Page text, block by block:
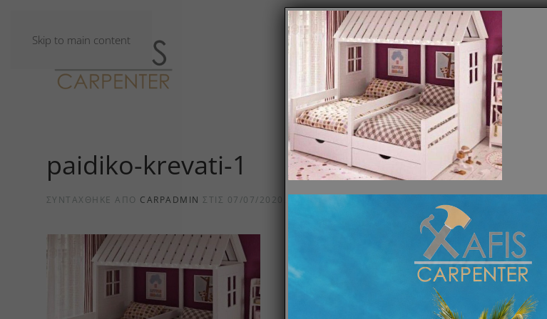
Skip to main content
ΑΡΧΙΚΉ ΥΠΗΡΕΣΊΕΣ
paidiko-krevati-1
ΣΥΝΤΆΧΘΗΚΕ ΑΠΌ CARPADMIN ΣΤΙΣ 07/07/2020